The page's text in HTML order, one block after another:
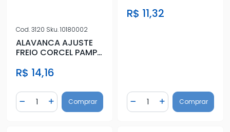
Cod.3120 Sku.10180002
ALAVANCA AJUSTE
FREIO CORCEL PAMPA
R$ 14,16
Diminuir Quantidade
Quantidade
Adicionar Quantidade
Comprar
R$ 11,32
Diminuir Quantidade
Quantidade
AdicionarComprar